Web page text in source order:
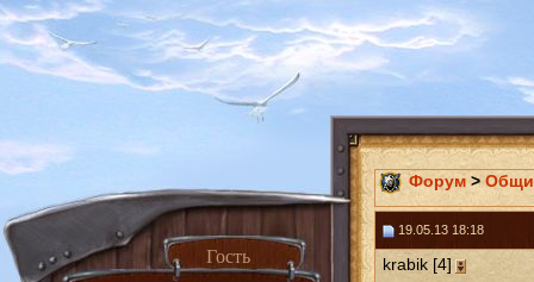
Гость
Форум >
19.05.13 18:18
krabik [4]